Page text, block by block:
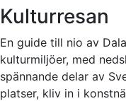
Kulturresan
En guide till nio av
kulturmiljöer, med
spännande delar av
platser, kliv in i